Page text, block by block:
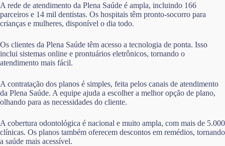
A rede de atendimento da Plena Saúde é ampla, incluindo 166
parceiros e 14 mil dentistas. Os hospitais têm pronto-socorro para
crianças e mulheres, disponível o dia todo.
Os clientes da Plena Saúde têm acesso a tecnologia de ponta. Isso
inclui sistemas online e prontuários eletrônicos, tornando o
atendimento mais fácil.
A contratação dos planos é simples, feita pelos canais de atendimento
da Plena Saúde. A equipe ajuda a escolher a melhor opção de plano,
olhando para as necessidades do cliente.
A cobertura odontológica é nacional e muito ampla, com mais de 5.000
clínicas. Os planos também oferecem descontos em remédios, tornando
a saúde mais acessível.